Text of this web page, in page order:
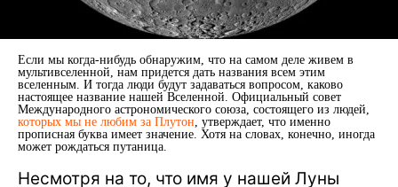
Если мы когда-нибудь обнаружим, что на самом деле живем в
мультивселенной, нам придется дать названия всем этим
вселенным. И тогда люди будут задаваться вопросом, каково
настоящее название нашей Вселенной. Официальный совет
Международного астрономического союза, состоящего из людей,
которых мы не любим за Плутон, утверждает, что именно
прописная буква имеет значение. Хотя на словах, конечно, иногда
может рождаться путаница.
Несмотря на то, что имя у нашей Луны